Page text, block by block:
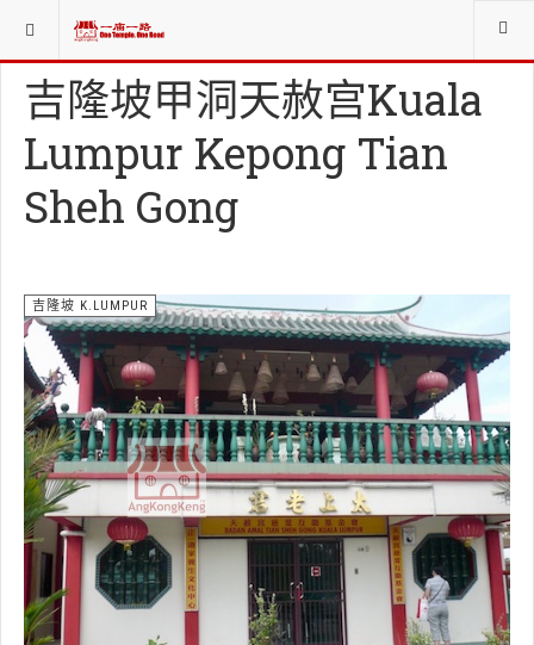
当前位置： 庙寺宫坛堂社CHINESE WORSHIP ORG. 吉隆坡 K.LUMPUR
吉隆坡甲洞天赦宫Kuala
Lumpur Kepong Tian
Sheh Gong
吉隆坡 K.LUMPUR